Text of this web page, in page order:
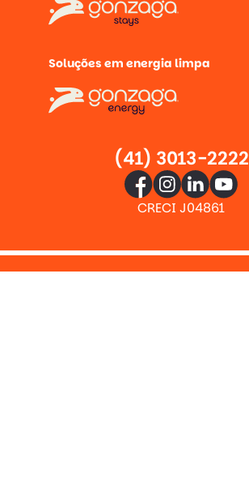
Soluções em energia limpa
(41) 3013-2222
CRECI J04861